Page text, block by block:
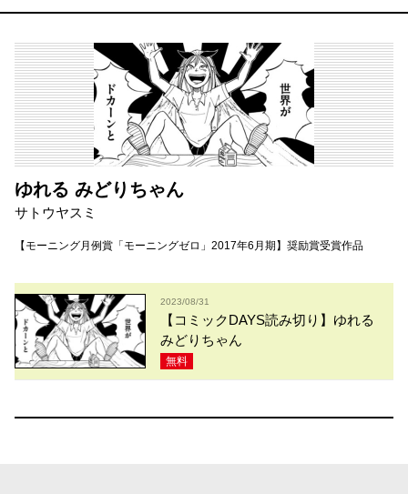
ゆれる みどりちゃん
サトウヤスミ
【モーニング月例賞「モーニングゼロ」2017年6月期】奨励賞受賞作品
2023/08/31
【コミックDAYS読み切り】ゆれる
みどりちゃん
無料